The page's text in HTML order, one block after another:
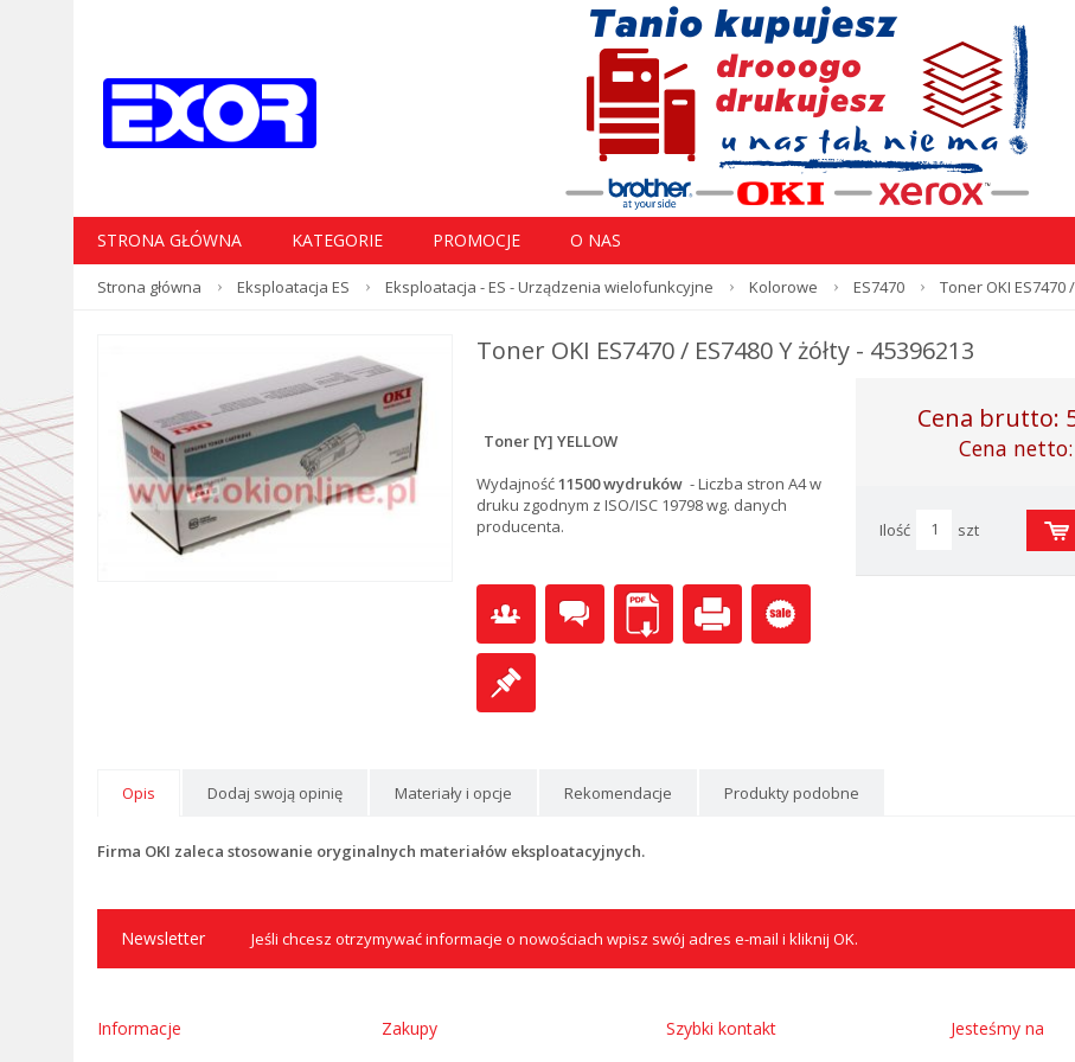
STRONA GŁÓWNA KATEGORIE PROMOCJE O NAS
Strona główna Eksploatacja ES Eksploatacja - ES - Urządzenia wielofunkcyjne Kolorowe ES7470 Toner OKI ES7470
Toner OKI ES7470 / ES7480 Y żółty - 45396213
Cena brutto:
Cena netto:
Ilość szt
Toner [Y] YELLOW
Wydajność11500 wydruków - Liczba stron A4 w
druku zgodnym z ISO/ISC 19798 wg. danych
producenta.
Opis Dodaj swoją opinię Materiały i opcje Rekomendacje Produkty podobne
Firma OKI zaleca stosowanie oryginalnych materiałów eksploatacyjnych.
Newsletter Jeśli chcesz otrzymywać informacje o nowościach wpisz swój adres e-mail i kliknij OK.
Informacje Zakupy Szybki kontakt Jesteśmy na